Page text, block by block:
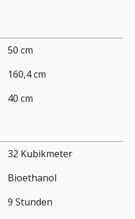
50 cm
160,4 cm
40 cm
32 Kubikmeter
Bioethanol
9 Stunden